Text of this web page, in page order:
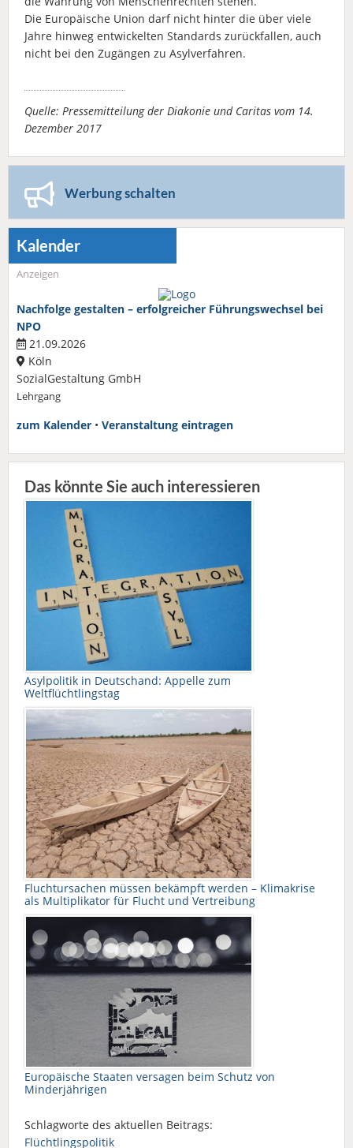
Die Europäische Union darf nicht hinter die über viele
Jahre hinweg entwickelten Standards zurückfallen, auch
nicht bei den Zugängen zu Asylverfahren.
Quelle: Pressemitteilung der Diakonie und Caritas vom 14.
Dezember 2017
Werbung schalten
Kalender
Anzeigen
Nachfolge gestalten – erfolgreicher Führungswechsel bei
NPO
21.09.2026
Köln
SozialGestaltung GmbH
Lehrgang
zum Kalender • Veranstaltung eintragen
Das könnte Sie auch interessieren
Asylpolitik in Deutschand: Appelle zum
Weltflüchtlingstag
Fluchtursachen müssen bekämpft werden – Klimakrise
als Multiplikator für Flucht und Vertreibung
Europäische Staaten versagen beim Schutz von
Minderjährigen
Schlagworte des aktuellen Beitrags:
Flüchtlingspolitik